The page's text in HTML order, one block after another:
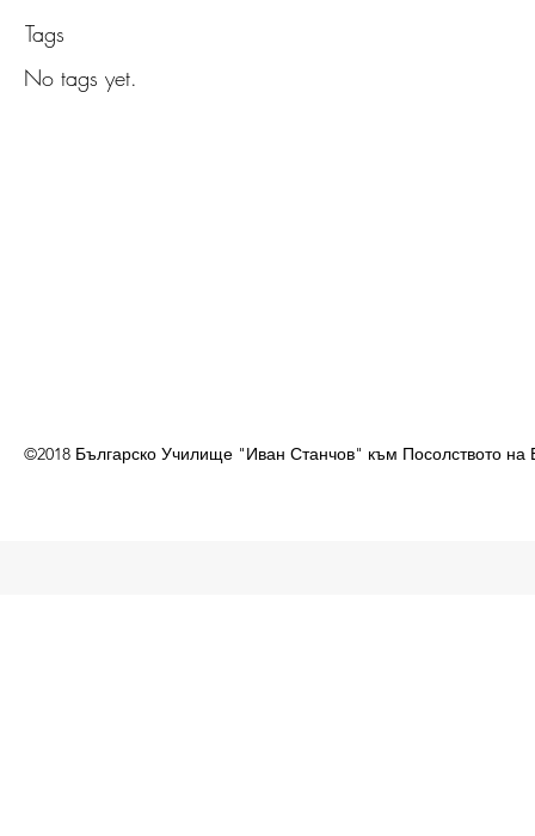
Tags
No tags yet.
©2018 Българско Училище "Иван Станчов" към Посолството на